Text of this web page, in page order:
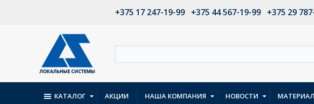
+375 17 247-19-99 +375 44 567-19-99 +375 29
КАТАЛОГ АКЦИИ НАША КОМПАНИЯ НОВОСТИ